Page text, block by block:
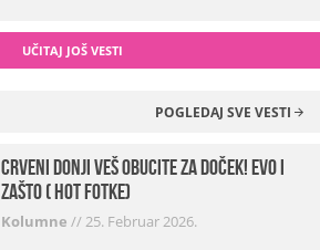
UČITAJ JOŠ VESTI
POGLEDAJ SVE VESTI
Crveni donji veš obucite za doček! Evo i
zašto ( hot fotke)
Kolumne //25. Februar 2026.